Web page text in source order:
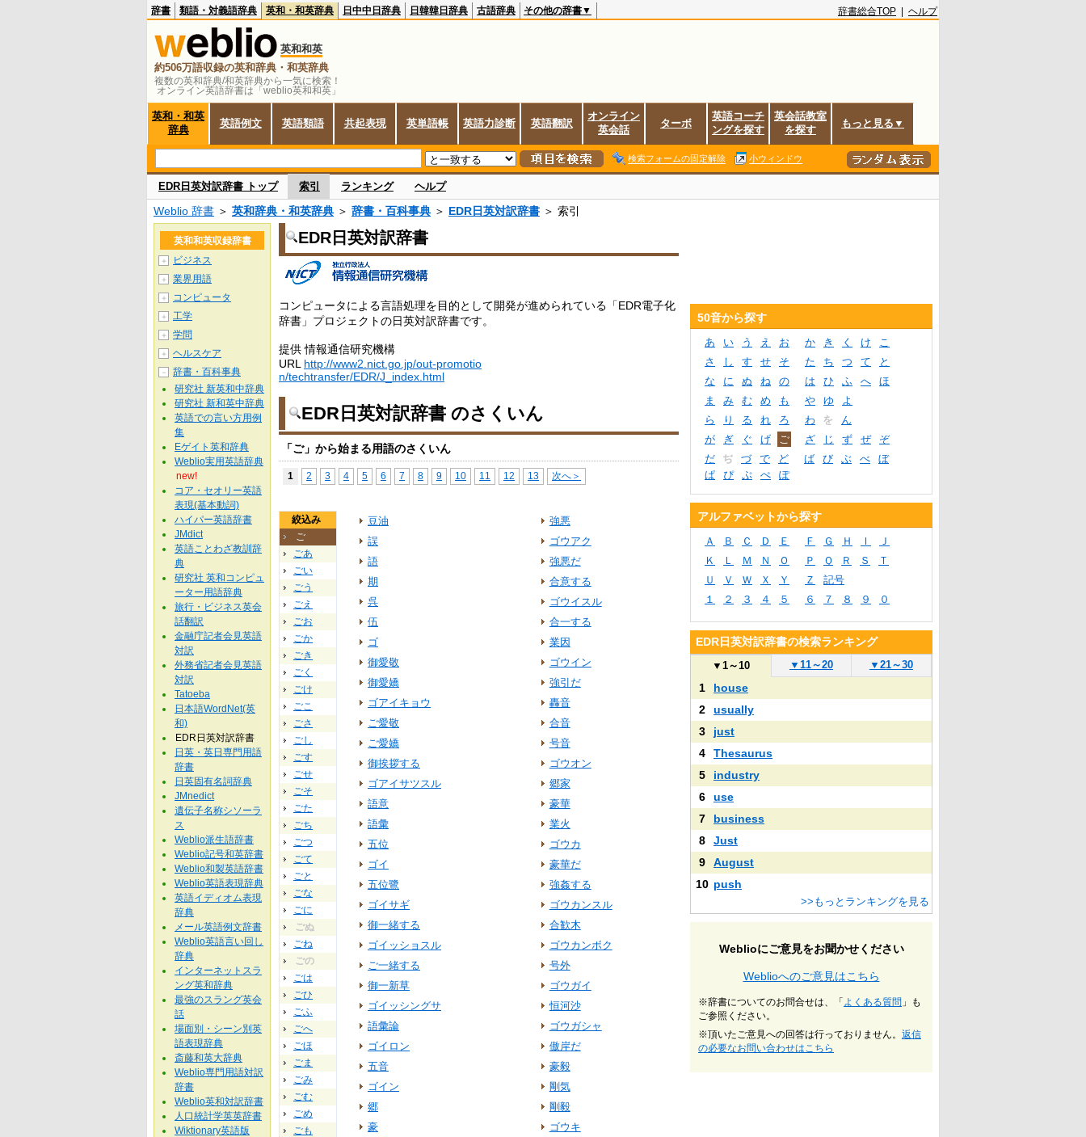
複数の英和辞典/和英辞典から一気に検索！
オンライン英語辞書は「weblio英和和英」
辞書 類語・対義語辞典 英和・和英辞典 日中中日辞典 日韓韓日辞典 古語辞典 その他の辞書▼ 辞書総合TOP ヘルプ
英和和英
約506万語収録の英和辞典・和英辞典
英和・和英
辞典
英語例文 英語類語 共起表現 英単語帳 英語力診断 英語翻訳
オンライン
英会話
ターボ
英語コーチ
ングを探す
英会話教室
を探す
もっと見る▼
検索フォームの固定解除 小ウィンドウ
EDR日英対訳辞書 トップ 索引 ランキング ヘルプ
Weblio 辞書 ＞ 英和辞典・和英辞典 ＞ 辞書・百科事典 ＞ EDR日英対訳辞書 ＞ 索引
EDR日英対訳辞書
コンピュータによる言語処理を目的として開発が進められている「EDR電子化
辞書」プロジェクトの日英対訳辞書です。
提供 情報通信研究機構
URL http://www2.nict.go.jp/out-promotio
n/techtransfer/EDR/J_index.html
EDR日英対訳辞書 のさくいん
「ご」から始まる用語のさくいん
1 2 3 4 5 6 7 8 9 10 11 12 13 次へ＞
絞込み
ご
ごあ
ごい
ごう
ごえ
ごお
ごか
ごき
ごく
ごけ
ごこ
ごさ
ごし
ごす
ごせ
ごそ
ごた
ごち
ごつ
ごて
ごと
ごな
ごに
ごぬ
ごね
ごの
ごは
ごひ
ごふ
ごへ
ごほ
ごま
ごみ
ごむ
ごめ
ごも
豆油
誤
語
期
呉
伍
ゴ
御愛敬
御愛嬌
ゴアイキョウ
ご愛敬
ご愛嬌
御挨拶する
ゴアイサツスル
語意
語彙
五位
ゴイ
五位鷺
ゴイサギ
御一緒する
ゴイッショスル
ご一緒する
御一新草
ゴイッシングサ
語彙論
ゴイロン
五音
ゴイン
郷
豪
強悪
ゴウアク
強悪だ
合意する
ゴウイスル
合一する
業因
ゴウイン
強引だ
轟音
合音
号音
ゴウオン
郷家
豪華
業火
ゴウカ
豪華だ
強姦する
ゴウカンスル
合歓木
ゴウカンボク
号外
ゴウガイ
恒河沙
ゴウガシャ
傲岸だ
豪毅
剛気
剛毅
ゴウキ
英和和英収録辞書
＋ ビジネス
＋ 業界用語
＋ コンピュータ
＋ 工学
＋ 学問
＋ ヘルスケア
－
辞書・百科事典
研究社 新英和中辞典
研究社 新和英中辞典
英語での言い方用例
集
Eゲイト英和辞典
Weblio実用英語辞典
new!
コア・セオリー英語
表現(基本動詞)
ハイパー英語辞書
JMdict
英語ことわざ教訓辞
典
研究社 英和コンピュ
ーター用語辞典
旅行・ビジネス英会
話翻訳
金融庁記者会見英語
対訳
外務省記者会見英語
対訳
Tatoeba
日本語WordNet(英
和)
EDR日英対訳辞書
日英・英日専門用語
辞書
日英固有名詞辞典
JMnedict
遺伝子名称シソーラ
ス
Weblio派生語辞書
Weblio記号和英辞書
Weblio和製英語辞書
Weblio英語表現辞典
英語イディオム表現
辞典
メール英語例文辞書
Weblio英語言い回し
辞典
インターネットスラ
ング英和辞典
最強のスラング英会
話
場面別・シーン別英
語表現辞典
斎藤和英大辞典
Weblio専門用語対訳
辞書
Weblio英和対訳辞書
人口統計学英英辞書
Wiktionary英語版
50音から探す
あ い う え お か き く け
こ
さ
し す せ そ た ち つ て
と
な
に ぬ ね の は ひ ふ へ
ほ
ま
み む め も や ゆ
よ
ら
り る れ ろ わ を
ん
が
ぎ ぐ げ ご ざ じ ず ぜ
ぞ
だ
ぢ づ で ど ば び ぶ べ
ぼ
ぱ
ぴ ぷ ぺ ぽ
アルファベットから探す
Ａ Ｂ Ｃ Ｄ Ｅ Ｆ Ｇ Ｈ Ｉ
Ｊ
Ｋ
Ｌ Ｍ Ｎ Ｏ Ｐ Ｑ Ｒ Ｓ
Ｔ
Ｕ
Ｖ Ｗ Ｘ Ｙ Ｚ
記号
１
２ ３ ４ ５ ６ ７ ８ ９ ０
EDR日英対訳辞書の検索ランキング
▼ 1～10 ▼ 11～20 ▼ 21～30
1
house
2
usually
3
just
4
Thesaurus
5
industry
6
use
7
business
8
Just
9
August
10 push
>>もっとランキングを見る
Weblioにご意見をお聞かせください
Weblioへのご意見はこちら
※辞書についてのお問合せは、「 よくある質問 」も
ご参照ください。
※頂いたご意見への回答は行っておりません。 返信
の必要なお問い合わせはこちら